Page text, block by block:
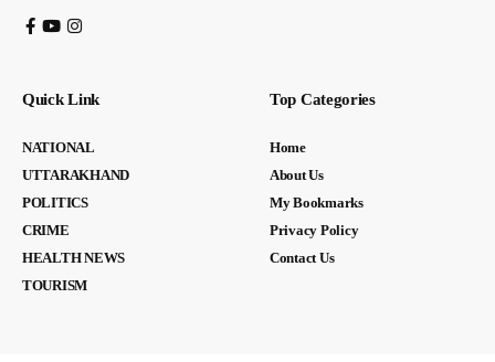
Quick Link
NATIONAL
UTTARAKHAND
POLITICS
CRIME
HEALTH NEWS
TOURISM
Top Categories
Home
About Us
My Bookmarks
Privacy Policy
Contact Us